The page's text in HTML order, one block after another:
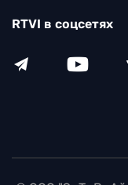
RTVI в соцсетях